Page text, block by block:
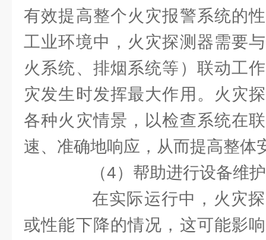
有效提高整个火灾报警系统的
工业环境中，火灾探测器需要
火系统、排烟系统等）联动工
灾发生时发挥最大作用。火灾
各种火灾情景，以检查系统在
速、准确地响应，从而提高整体
（4）帮助进行设备维护
在实际运行中，火灾探
或性能下降的情况，这可能影